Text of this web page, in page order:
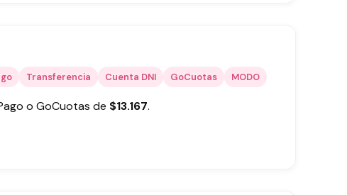
Transferencia Cuenta DNI GoCuotas MODO
o GoCuotas de $13.167.